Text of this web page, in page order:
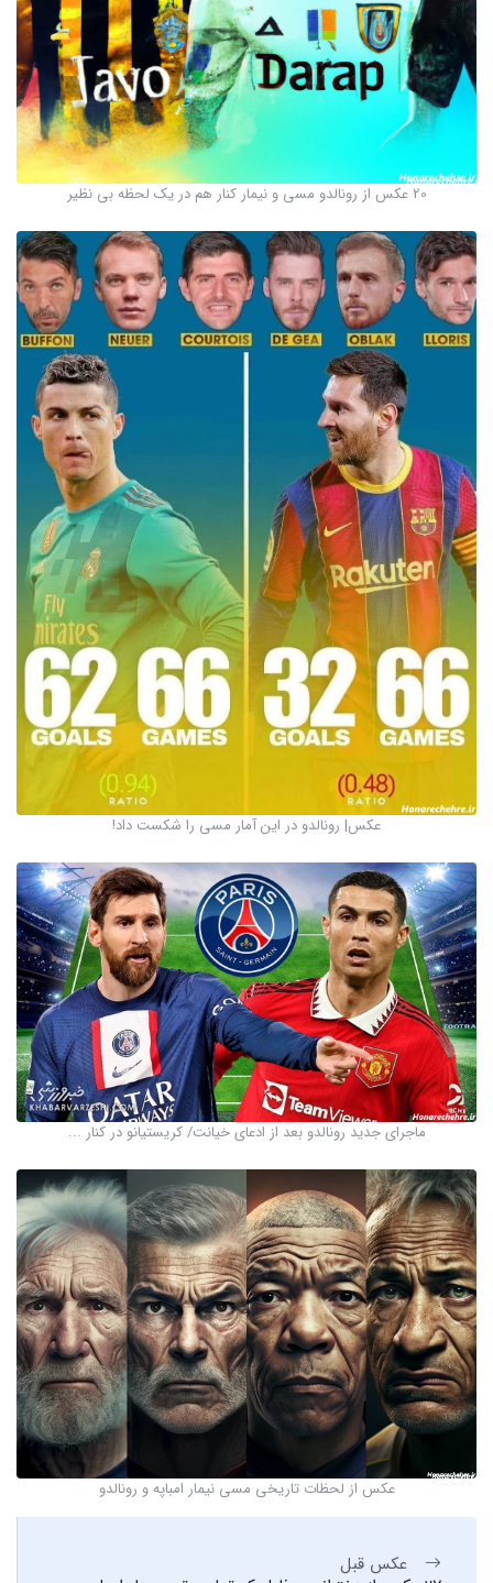
20 عکس از رونالدو مسی و نیمار کنار هم در یک لحظه بی نظیر
عکس‌| رونالدو در این آمار مسی را شکست داد!
ماجرای جدید رونالدو بعد از ادعای خیانت/ کریستیانو در کنار ...
عکس از لحظات تاریخی مسی نیمار امباپه و رونالدو
عکس قبل